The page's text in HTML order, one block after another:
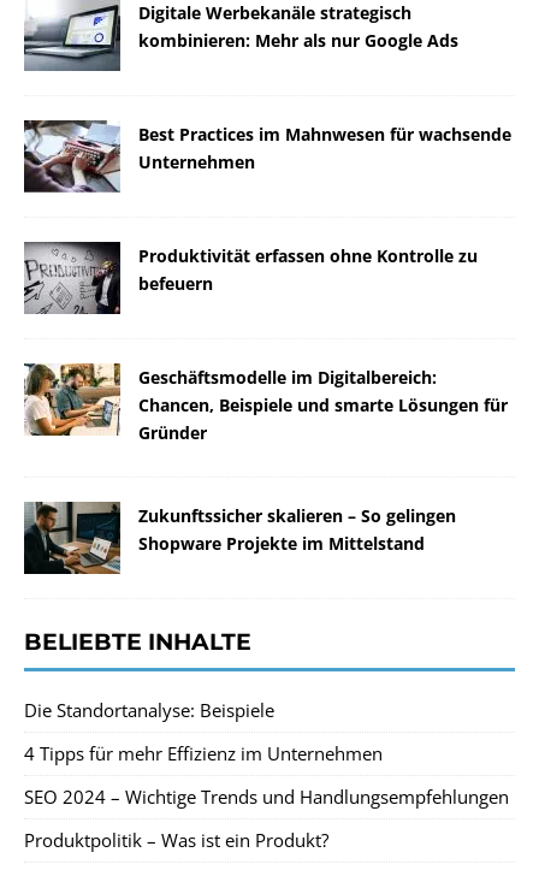
Digitale Werbekanäle strategisch
kombinieren: Mehr als nur Google Ads
Best Practices im Mahnwesen für wachsende
Unternehmen
Produktivität erfassen ohne Kontrolle zu
befeuern
Geschäftsmodelle im Digitalbereich:
Chancen, Beispiele und smarte Lösungen für
Gründer
Zukunftssicher skalieren – So gelingen
Shopware Projekte im Mittelstand
BELIEBTE INHALTE
Die Standortanalyse: Beispiele
4 Tipps für mehr Effizienz im Unternehmen
SEO 2024 – Wichtige Trends und Handlungsempfehlungen
Produktpolitik – Was ist ein Produkt?